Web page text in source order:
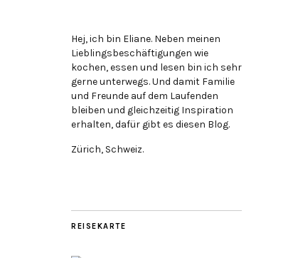
Hej, ich bin Eliane. Neben meinen
Lieblingsbeschäftigungen wie
kochen, essen und lesen bin ich sehr
gerne unterwegs. Und damit Familie
und Freunde auf dem Laufenden
bleiben und gleichzeitig Inspiration
erhalten, dafür gibt es diesen Blog.
Zürich, Schweiz.
REISEKARTE